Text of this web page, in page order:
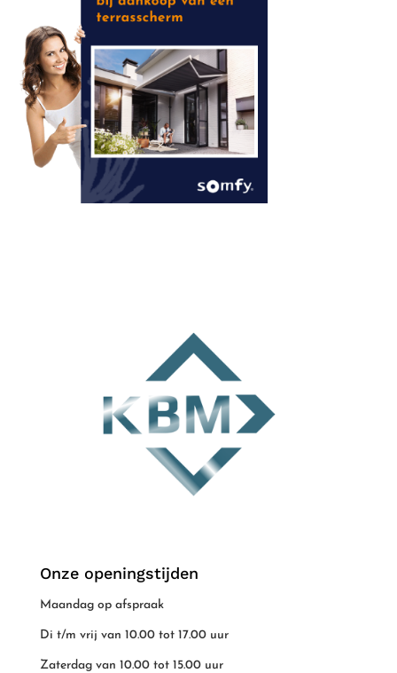
Onze openingstijden
Maandag op afspraak
Di t/m vrij van 10.00 tot 17.00 uur
Zaterdag van 10.00 tot 15.00 uur